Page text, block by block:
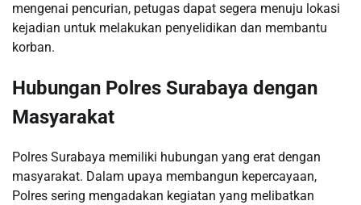
mengenai pencurian, petugas dapat segera menuju lokasi
kejadian untuk melakukan penyelidikan dan membantu
korban.
Hubungan Polres Surabaya dengan
Masyarakat
Polres Surabaya memiliki hubungan yang erat dengan
masyarakat. Dalam upaya membangun kepercayaan,
Polres sering mengadakan kegiatan yang melibatkan